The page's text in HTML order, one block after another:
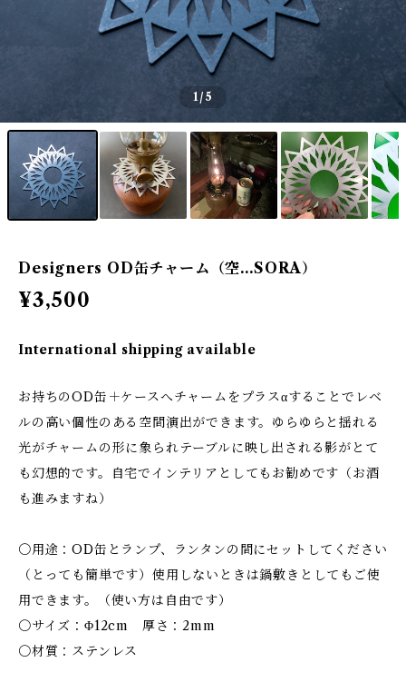
1/5
Designers OD缶チャーム（空…SORA）
¥3,500
International shipping available
お持ちのOD缶＋ケースへチャームをプラスαすることでレベ
ルの高い個性のある空間演出ができます。ゆらゆらと揺れる
光がチャームの形に象られテーブルに映し出される影がとて
も幻想的です。自宅でインテリアとしてもお勧めです（お酒
も進みますね）
〇用途：OD缶とランプ、ランタンの間にセットしてください
（とっても簡単です）使用しないときは鍋敷きとしてもご使
用できます。（使い方は自由です）
〇サイズ：Φ12cm 厚さ：2mm
〇材質：ステンレス